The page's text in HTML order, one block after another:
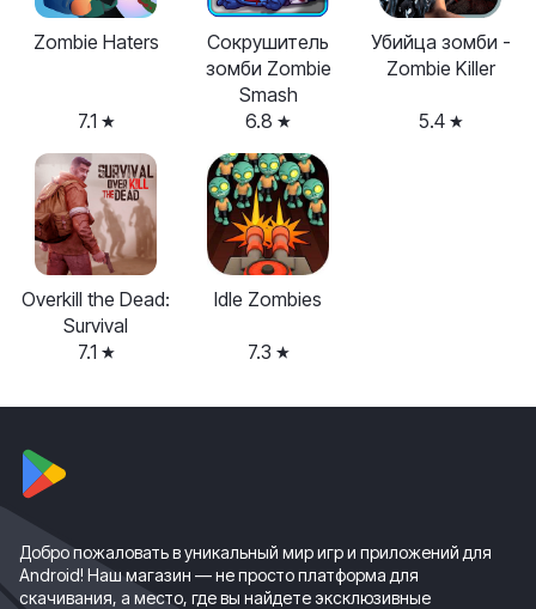
Zombie Haters
7.1
Сокрушитель
зомби Zombie
Smash
6.8
Убийца зомби -
Zombie Killer
5.4
Overkill the Dead:
Survival
7.1
Idle Zombies
7.3
Добро пожаловать в уникальный мир игр и приложений для
Android! Наш магазин — не просто платформа для
скачивания, а место, где вы найдете эксклюзивные